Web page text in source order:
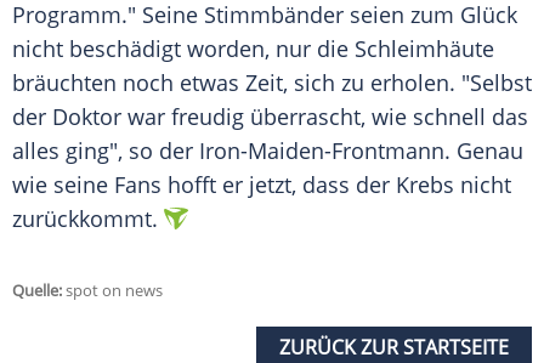
Programm." Seine Stimmbänder seien zum Glück
nicht beschädigt worden, nur die Schleimhäute
bräuchten noch etwas Zeit, sich zu erholen. "Selbst
der Doktor war freudig überrascht, wie schnell das
alles ging", so der Iron-Maiden-Frontmann. Genau
wie seine Fans hofft er jetzt, dass der Krebs nicht
zurückkommt.
Quelle:spot on news
ZURÜCK ZUR STARTSEITE